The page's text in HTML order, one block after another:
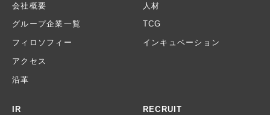
会社概要
グループ企業一覧
フィロソフィー
アクセス
沿革
人材
TCG
インキュベーション
IR RECRUIT